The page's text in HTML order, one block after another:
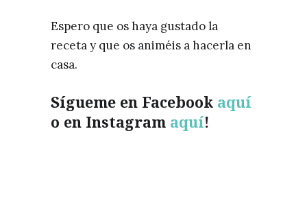
Espero que os haya gustadola
receta y que os animéis a hacerla en
casa.
Sígueme en Facebook aquí
o en Instagram aquí!